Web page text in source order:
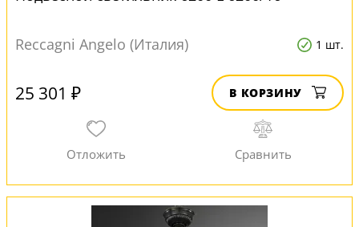
Reccagni Angelo (Италия) 1 шт.
25 301 ₽ В КОРЗИНУ